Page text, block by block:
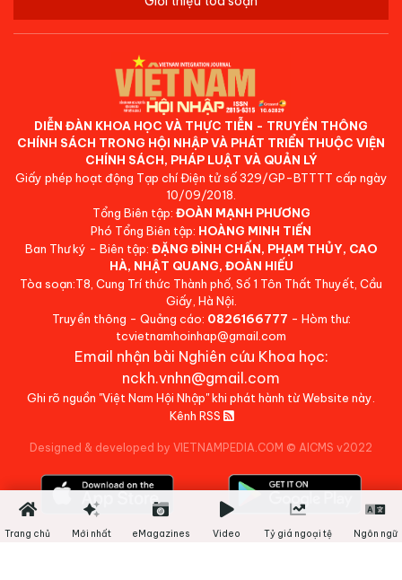
DIỄN ĐÀN KHOA HỌC VÀ THỰC TIỄN - TRUYỀN THÔNG
CHÍNH SÁCH TRONG HỘI NHẬP VÀ PHÁT TRIỂN THUỘC VIỆN
CHÍNH SÁCH, PHÁP LUẬT VÀ QUẢN LÝ
Giấy phép hoạt động Tạp chí Điện tử số 329/GP-BTTTT cấp ngày
10/09/2018.
Tổng Biên tập: ĐOÀN MẠNH PHƯƠNG
Phó Tổng Biên tập: HOÀNG MINH TIẾN
Ban Thư ký - Biên tập: ĐẶNG ĐÌNH CHẤN, PHẠM THỦY, CAO
HÀ, NHẬT QUANG, ĐOÀN HIẾU
Tòa soạn:T8, Cung Trí thức Thành phố, Số 1 Tôn Thất Thuyết, Cầu
Giấy, Hà Nội.
Truyền thông - Quảng cáo: 0826166777 - Hòm thư:
tcvietnamhoinhap@gmail.com
Email nhận bài Nghiên cứu Khoa học:
nckh.vnhn@gmail.com
Ghi rõ nguồn "Việt Nam Hội Nhập" khi phát hành từ Website này.
Kênh RSS
Designed & developed by VIETNAMPEDIA.COM © AICMS v2022
Trang chủ Mới nhất eMagazines Video Tỷ giá ngoại tệ Ngôn ngữ